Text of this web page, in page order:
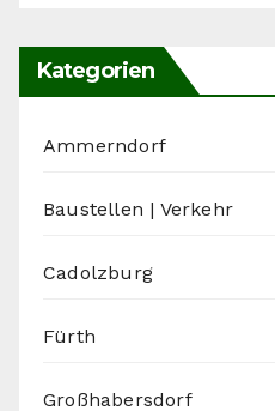
Kategorien
Ammerndorf
Baustellen | Verkehr
Cadolzburg
Fürth
Großhabersdorf